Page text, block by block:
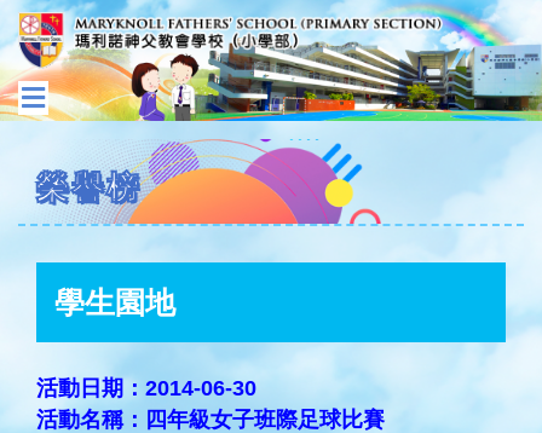
榮譽榜
學生園地
活動日期：2014-06-30
活動名稱：四年級女子班際足球比賽